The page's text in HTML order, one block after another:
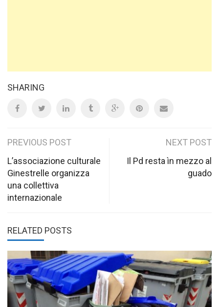
SHARING
Post
navigation
PREVIOUS POST
L’associazione culturale
Ginestrelle organizza
una collettiva
internazionale
NEXT POST
Il Pd resta ìn mezzo al
guado
RELATED POSTS